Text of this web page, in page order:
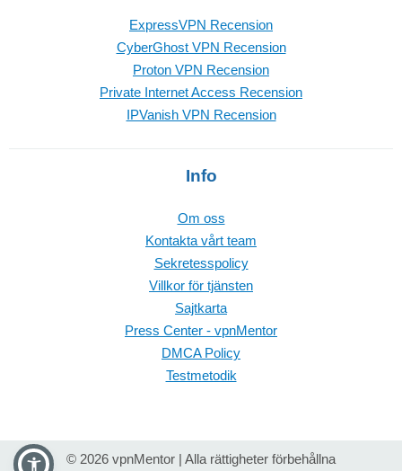
ExpressVPN Recension
CyberGhost VPN Recension
Proton VPN Recension
Private Internet Access Recension
IPVanish VPN Recension
Info
Om oss
Kontakta vårt team
Sekretesspolicy
Villkor för tjänsten
Sajtkarta
Press Center - vpnMentor
DMCA Policy
Testmetodik
© 2026 vpnMentor | Alla rättigheter förbehållna